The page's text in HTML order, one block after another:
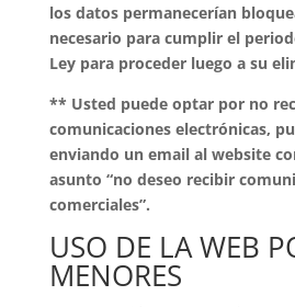
los datos permanecerían
necesario para cumplir el
Ley para proceder luego a su
** Usted puede optar por no
comunicaciones electrónicas,
enviando un email al website
asunto “no deseo recibir
comerciales”.
USO DE LA WEB
MENORES